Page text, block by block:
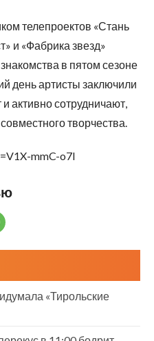
телепроектов «Стань
и «Фабрика звезд»
в пятом сезоне
день артисты заключили
активно сотрудничают,
творчества.
mmC-o7I
«Тирольские